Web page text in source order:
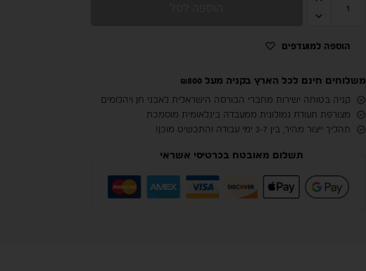
הוספה למועדפים
משלוחים חינם לכל הארץ בקניה מעל ₪800
קניה בטוחה ישירות מחברי הבורסה הישראלית לאבני חן ויהלומים
מצורפת תעודת גמולוגית ממעבדה בינלאומית מוסמכת
תהליך ייצור מהיר, בין 3-7 ימי עבודה והתכשיט מוכן!
תשלום מאובטח בכרטיסי אשראי